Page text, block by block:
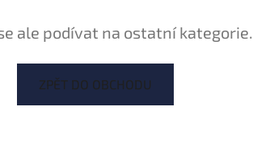
ale podívat na ostatní kategorie.
ZPĚT DO OBCHODU